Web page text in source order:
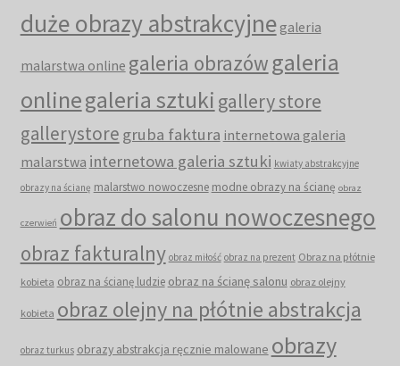
duże obrazy abstrakcyjne galeria
malarstwa online galeria obrazów galeria
onlinegaleria sztuki gallery store
gallerystore gruba faktura internetowa galeria
malarstwa internetowa galeria sztuki kwiaty abstrakcyjne
obrazy na ścianę malarstwo nowoczesne modne obrazy na ścianę obraz
czerwień obraz do salonu nowoczesnego
obraz fakturalny obraz miłość obraz na prezent Obraz na płótnie
kobieta obraz na ścianę ludzie obraz na ścianę salonu obraz olejny
kobieta obraz olejny na płótnie abstrakcja
obraz turkus obrazy abstrakcja ręcznie malowane obrazy